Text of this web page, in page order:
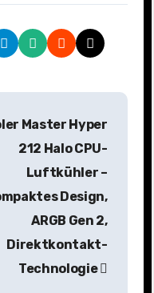
Master Hyper
212 Halo CPU-
Luftkühler –
Design,
ARGB Gen 2,
Direktkontakt-
Technologie